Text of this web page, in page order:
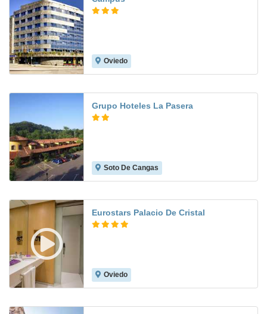
Oviedo
Grupo Hoteles La Pasera
Soto De Cangas
Eurostars Palacio De Cristal
Oviedo